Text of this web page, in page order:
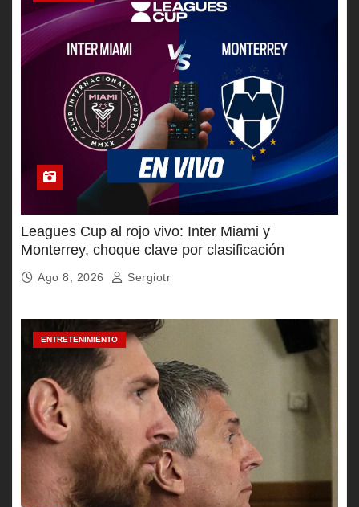
Leagues Cup al rojo vivo: Inter Miami y
Monterrey, choque clave por clasificación
Ago 8, 2026 Sergiotr
ENTRETENIMIENTO